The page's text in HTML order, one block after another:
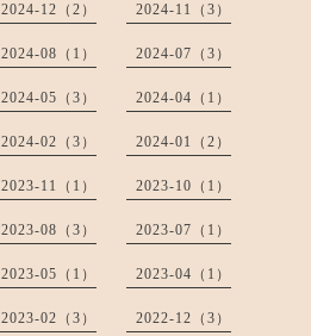
2024-12（2） 2024-11（3）
2024-08（1） 2024-07（3）
2024-05（3） 2024-04（1）
2024-02（3） 2024-01（2）
2023-11（1） 2023-10（1）
2023-08（3） 2023-07（1）
2023-05（1） 2023-04（1）
2023-02（3） 2022-12（3）